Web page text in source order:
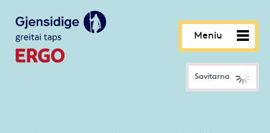
Meniu
Savitarna